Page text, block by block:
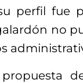
perfil fue
no